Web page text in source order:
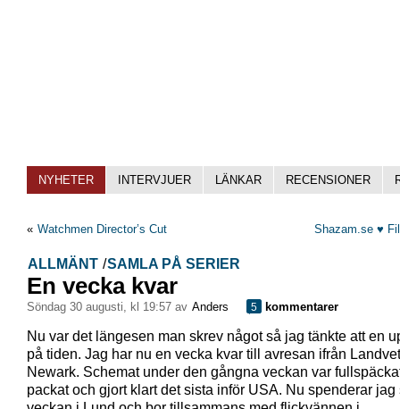
NYHETER INTERVJUER LÄNKAR RECENSIONER
« Watchmen Director’s Cut Shazam.se ♥
ALLMÄNT /SAMLA PÅ SERIER
En vecka kvar
söndag 30 augusti, kl 19:57 av Anders 5 kommentarer
Nu var det längesen man skrev något så jag tänkte att en
på tiden. Jag har nu en vecka kvar till avresan ifrån
Newark. Schemat under den gångna veckan var
packat och gjort klart det sista inför USA. Nu spenderar jag